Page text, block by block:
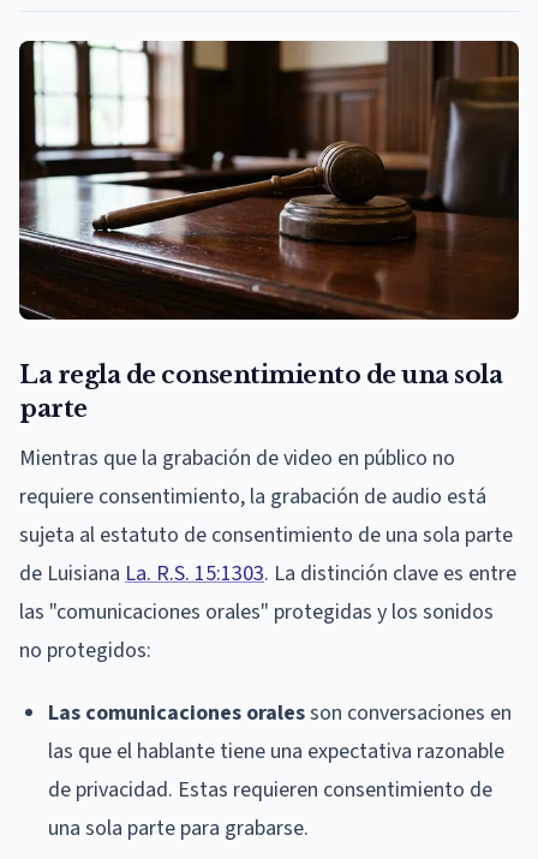
La regla de consentimiento de una sola
parte
Mientras que la grabación de video en público no
requiere consentimiento, la grabación de audio está
sujeta al estatuto de consentimiento de una sola parte
de Luisiana La. R.S. 15:1303. La distinción clave es entre
las "comunicaciones orales" protegidas y los sonidos
no protegidos:
Las comunicaciones oralesson conversaciones en
las que el hablante tiene una expectativa razonable
de privacidad. Estas requieren consentimiento de
una sola parte para grabarse.